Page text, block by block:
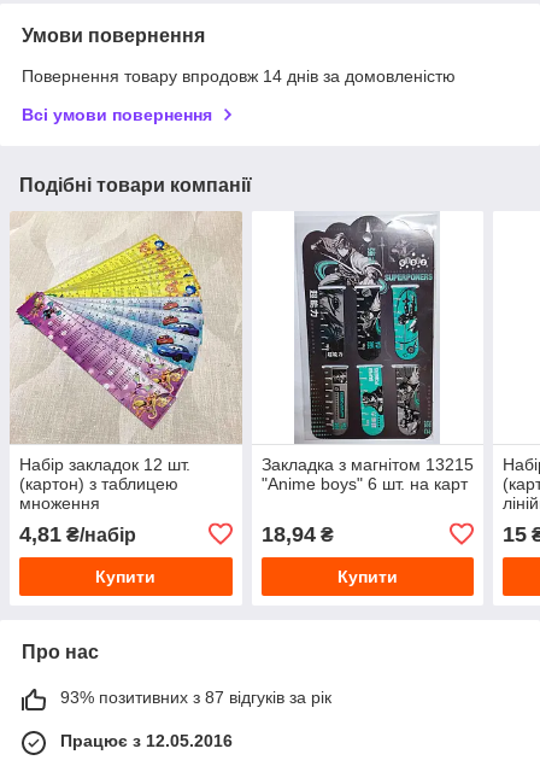
Умови повернення
Повернення товару впродовж 14 днів за домовленістю
Всі умови повернення
Подібні товари компанії
Набір закладок 12 шт.
(картон) з таблицею
множення
4,81 ₴/набір
Купити
Закладка з магнітом 13215
"Anime boys" 6 шт. на карт
18,94₴
Купити
15
Про нас
93% позитивних з 87 відгуків за рік
Працює з 12.05.2016